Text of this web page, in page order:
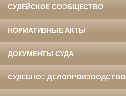
СУДЕЙСКОЕ СООБЩЕСТВО
НОРМАТИВНЫЕ АКТЫ
ДОКУМЕНТЫ СУДА
СУДЕБНОЕ ДЕЛОПРОИЗВОДСТВО